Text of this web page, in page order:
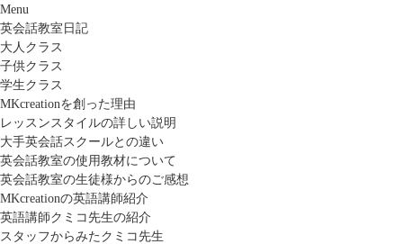
Menu
英会話教室日記
大人クラス
子供クラス
学生クラス
MKcreationを創った理由
レッスンスタイルの詳しい説明
大手英会話スクールとの違い
英会話教室の使用教材について
英会話教室の生徒様からのご感想
MKcreationの英語講師紹介
英語講師クミコ先生の紹介
スタッフからみたクミコ先生